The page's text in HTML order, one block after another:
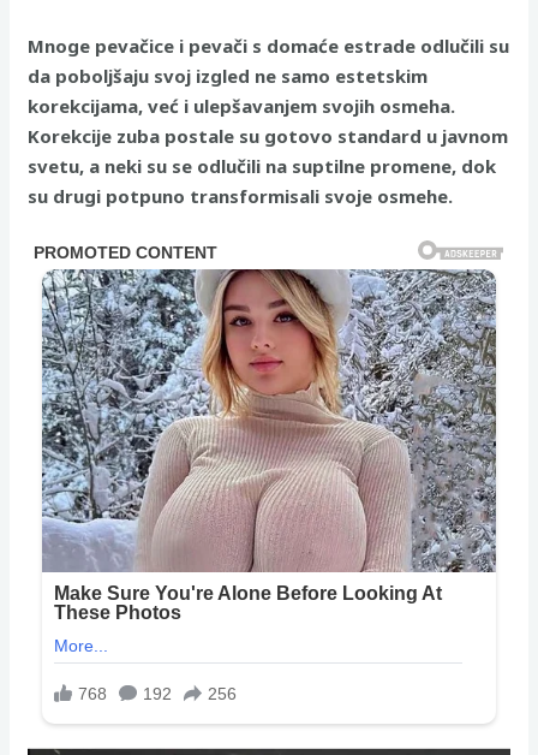
Mnoge pevačice i pevači s domaće estrade odlučili su
da poboljšaju svoj izgled ne samo estetskim
korekcijama, već i ulepšavanjem svojih osmeha.
Korekcije zuba postale su gotovo standard u javnom
svetu, a neki su se odlučili na suptilne promene, dok
su drugi potpuno transformisali svoje osmehe.